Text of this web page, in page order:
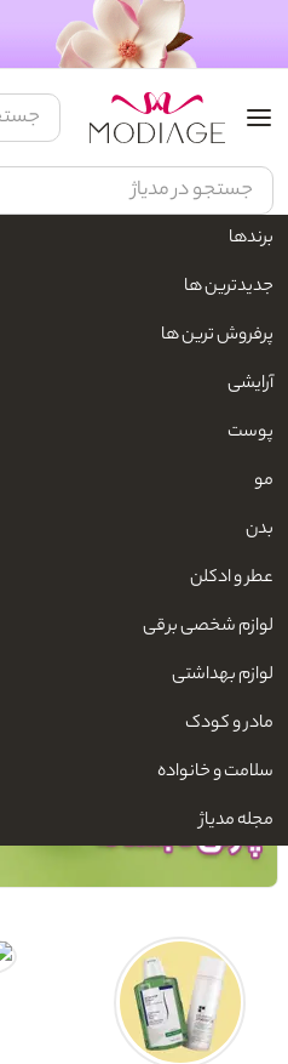
برندها
جدیدترین ها
پرفروش ترین ها
آرایشی
پوست
مو
بدن
عطر و ادکلن
لوازم شخصی برقی
لوازم بهداشتی
مادر و کودک
سلامت و خانواده
مجله مدیاژ